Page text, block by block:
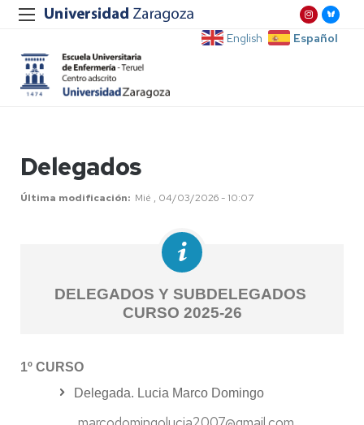
English Español
Delegados
Última modificación Mié , 04/03/2026 - 10:07
DELEGADOS Y SUBDELEGADOS
CURSO 2025-26
1º CURSO
Delegada. Lucia Marco Domingo